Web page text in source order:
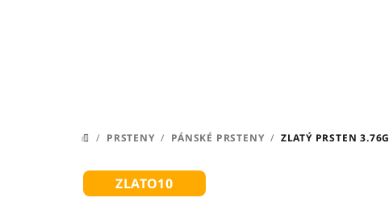
DOMŮ
/ PRSTENY / PÁNSKÉ PRSTENY / ZLATÝ PRSTEN 3.76G
ZLATO10